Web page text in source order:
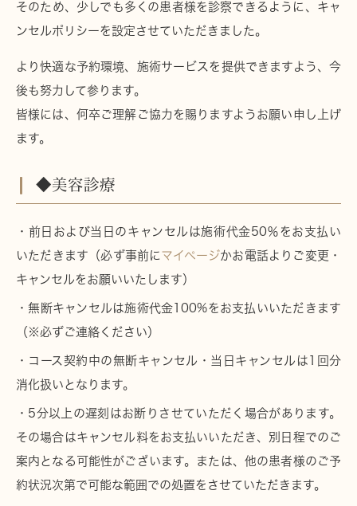
そのため、少しでも多くの患者様を診察できるように、キャ
ンセルポリシーを設定させていただきました。
より快適な予約環境、施術サービスを提供できますよう、今
後も努力して参ります。
皆様には、何卒ご理解ご協力を賜りますようお願い申し上げ
ます。
◆美容診療
・前日および当日のキャンセルは施術代金50％をお支払い
いただきます（必ず事前に マイページかお電話よりご変更・
キャンセルをお願いいたします）
・無断キャンセルは施術代金100%をお支払いいただきます
（※必ずご連絡ください）
・コース契約中の無断キャンセル・当日キャンセルは1回分
消化扱いとなります。
・5分以上の遅刻はお断りさせていただく場合があります。
その場合はキャンセル料をお支払いいただき、別日程でのご
案内となる可能性がございます。または、他の患者様のご予
約状況次第で可能な範囲での処置をさせていただきます。